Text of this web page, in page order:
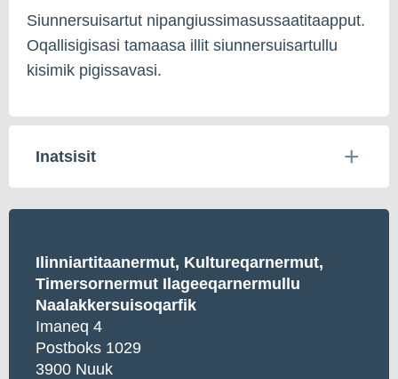
Siunnersuisartut nipangiussimasussaatitaapput.
Oqallisigisasi tamaasa illit siunnersuisartullu
kisimik pigissavasi.
Inatsisit
Ilinniartitaanermut, Kultureqarnermut,
Timersornermut Ilageeqarnermullu
Naalakkersuisoqarfik
Imaneq 4
Postboks 1029
3900 Nuuk